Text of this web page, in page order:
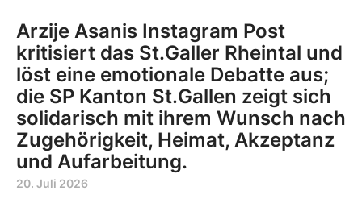
Arzije Asanis Instagram Post
kritisiert das St.Galler Rheintal und
löst eine emotionale Debatte aus;
die SP Kanton St.Gallen zeigt sich
solidarisch mit ihrem Wunsch nach
Zugehörigkeit, Heimat, Akzeptanz
und Aufarbeitung.
20. Juli 2026